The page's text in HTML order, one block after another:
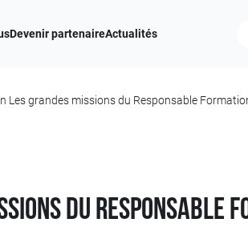
Devenir partenaireActualités
Les grandes missions du Responsable
du Responsable